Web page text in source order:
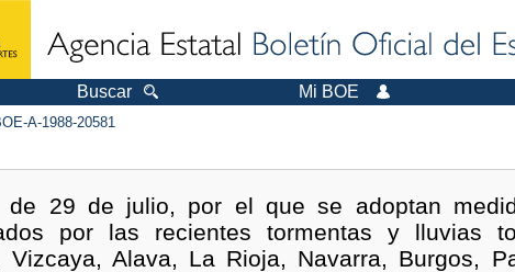
Buscar Mi BOE
A-1988-20581
de 29 de julio, por el que se adoptan
por las recientes tormentas y lluvias
Alava, La Rioja, Navarra, Burgos,